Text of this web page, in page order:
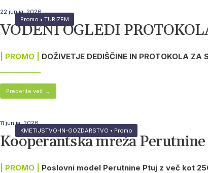
Promo • TURIZEM
22 junija, 2026
VODENI OGLEDI
| PROMO | DOŽIVETJE DEDIŠČINE IN PROTOKOLA ZA
Preberite več →
KMETIJSTVO-IN-GOZDARSTVO • Promo
11 junija, 2026
Kooperantska mreža
| PROMO | Poslovni model Perutnine Ptuj z več kot